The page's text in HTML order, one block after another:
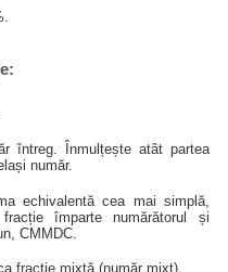
întreg. Înmulțește atât partea
număr.
echivalentă cea mai simplă,
împarte numărătorul și
CMMDC.
fracție mixtă (număr mixt).